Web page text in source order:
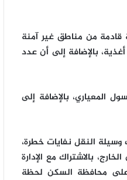
٩ ألاف و٨٢٢ سفينة، وعمل تحريات لألفين و٦٥٦ سفينة قادمة من مناطق غير آمنة
من أي أمراض وبائية، كما تم أخذ ١٤٨٧ عينة مياه، و٣٥٠ عينة أغذية، بالإضافة إلى أن عدد
بالبيروسول المعياري، بالإضافة إلى
النقل نفايات خطرة،
بالاشتراك مع الإدارة
على محافظة السكن لحظة